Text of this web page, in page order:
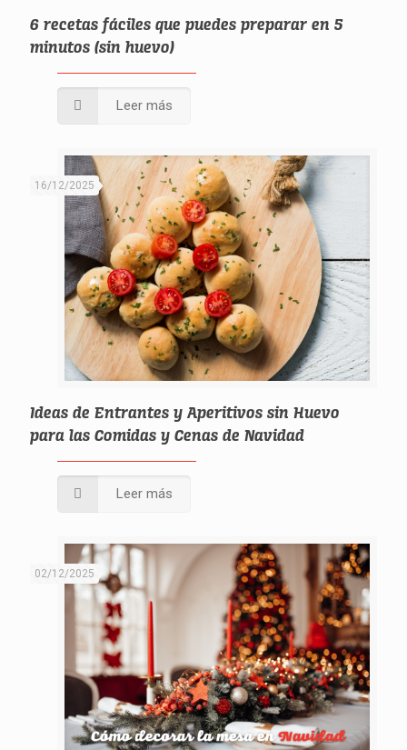
6 recetas fáciles que puedes preparar en 5
minutos (sin huevo)
Leer más
16/12/2025
Ideas de Entrantes y Aperitivos sin Huevo
para las Comidas y Cenas de Navidad
Leer más
02/12/2025